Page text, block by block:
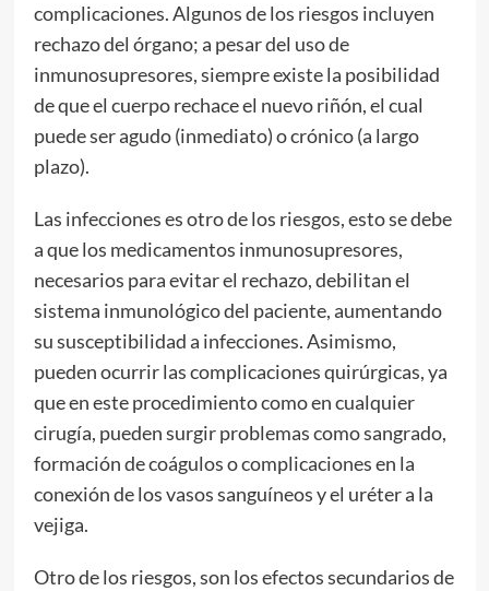
complicaciones. Algunos de los riesgos incluyen
rechazo del órgano; a pesar del uso de
inmunosupresores, siempre existe la posibilidad
de que el cuerpo rechace el nuevo riñón, el cual
puede ser agudo (inmediato) o crónico (a largo
plazo).
Las infecciones es otro de los riesgos, esto se debe
a que los medicamentos inmunosupresores,
necesarios para evitar el rechazo, debilitan el
sistema inmunológico del paciente, aumentando
su susceptibilidad a infecciones. Asimismo,
pueden ocurrir las complicaciones quirúrgicas, ya
que en este procedimiento como en cualquier
cirugía, pueden surgir problemas como sangrado,
formación de coágulos o complicaciones en la
conexión de los vasos sanguíneos y el uréter a la
vejiga.
Otro de los riesgos, son los efectos secundarios de